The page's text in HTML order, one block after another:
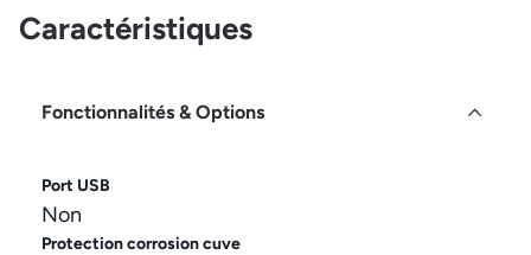
Caractéristiques
Fonctionnalités & Options
Port USB
Non
Protection corrosion cuve